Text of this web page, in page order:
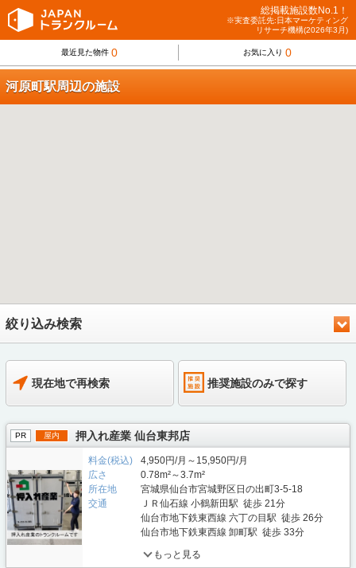
総掲載施設数No.1！
※実査委託先:日本マーケティング
リサーチ機構(2026年3月)
最近見た物件 0 お気に入り 0
河原町駅周辺の施設
絞り込み検索
現在地で再検索 推奨施設のみで探す
PR 屋内 押入れ産業 仙台東邦店
料金(税込)
4,950円/月～15,950円/月
広さ
0.78m²～3.7m²
所在地
宮城県仙台市宮城野区日の出町3-5-18
交通
ＪＲ仙石線 小鶴新田駅 徒歩 21分
仙台市地下鉄東西線 六丁の目駅 徒歩 26分
仙台市地下鉄東西線 卸町駅 徒歩 33分
もっと見る